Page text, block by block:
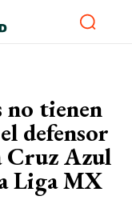
no tienen
defensor
Cruz Azul
Liga MX